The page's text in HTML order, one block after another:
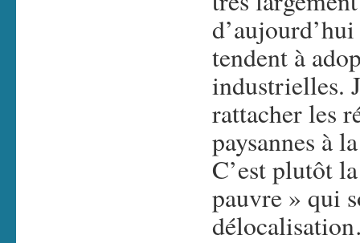
tendent à
industrielles.
rattacher les
paysannes à
C’est plutôt
pauvre » qui